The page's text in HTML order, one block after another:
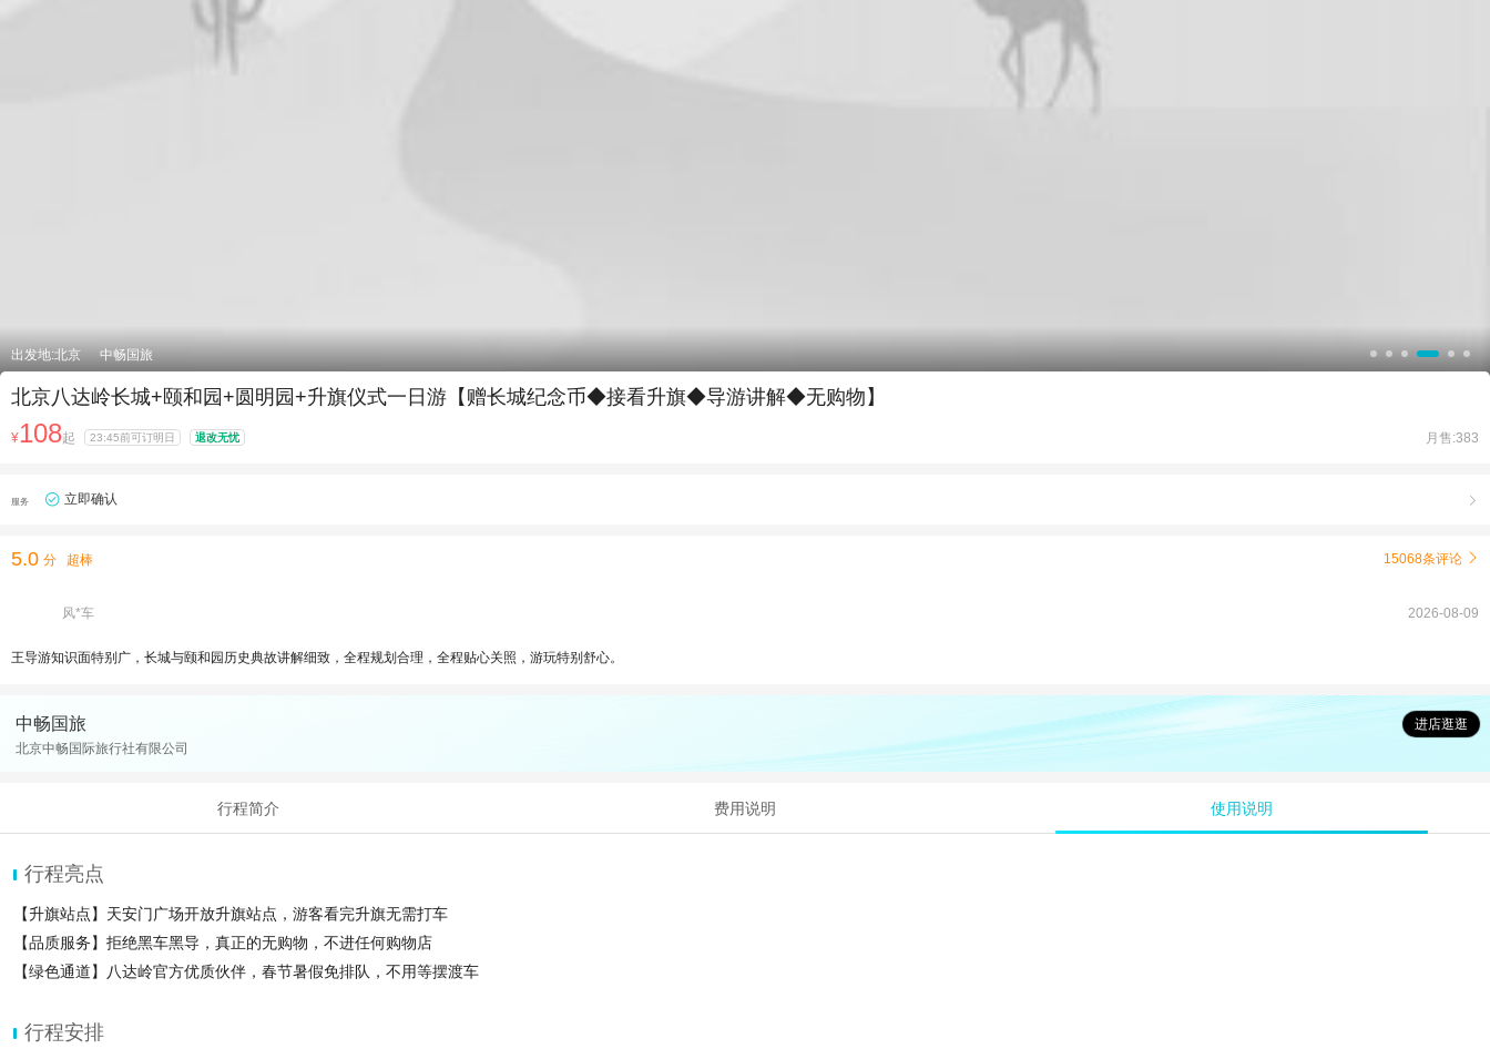
出发地:北京 中畅国旅
北京八达岭长城+颐和园+圆明园+升旗仪式一日游【赠长城纪念币◆接看升旗◆导游讲解◆无购物】
¥108起 23:45前可订明日 退改无忧 月售:383
服务 立即确认 
5.0 分 超棒 15068条评论 
风*车 2026-08-09
王导游知识面特别广，长城与颐和园历史典故讲解细致，全程规划合理，全程贴心关照，游玩特别舒心。
中畅国旅
进店逛逛
北京中畅国际旅行社有限公司
行程简介 费用说明 使用说明
行程亮点
【升旗站点】天安门广场开放升旗站点，游客看完升旗无需打车
【品质服务】拒绝黑车黑导，真正的无购物，不进任何购物店
【绿色通道】八达岭官方优质伙伴，春节暑假免排队，不用等摆渡车
行程安排